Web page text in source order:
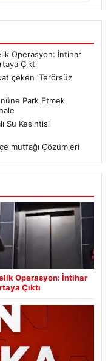
Operasyon: İntihar
Çıktı
çeken ‘Terörsüz
Park Etmek
Su Kesintisi
mutfağı Çözümleri
Operasyon: İntihar
Çıktı